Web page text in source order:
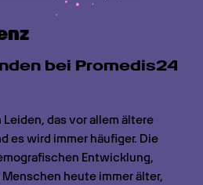
bei Promedis24
das vor allem ältere
es wird immer häufiger. Die
Entwicklung,
heute immer älter,